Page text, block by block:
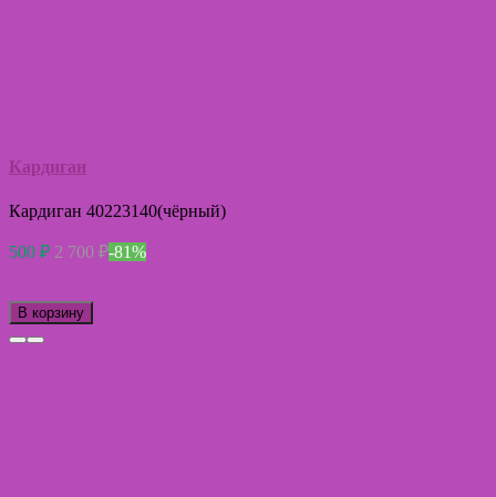
Кардиган
Кардиган 40223140(чёрный)
500 ₽ 2 700 ₽-81%
В корзину